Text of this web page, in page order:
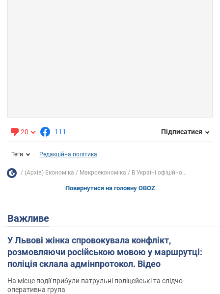
20 111 Підписатися
Теги Редакційна політика
(Архів) Економіка Mакроекономіка В Україні офіційно...
Повернутися на головну OBOZ
Важливе
У Львові жінка спровокувала конфлікт,
розмовляючи російською мовою у маршрутці:
поліція склала адмінпротокол. Відео
На місце події прибули патрульні поліцейські та слідчо-
оперативна група